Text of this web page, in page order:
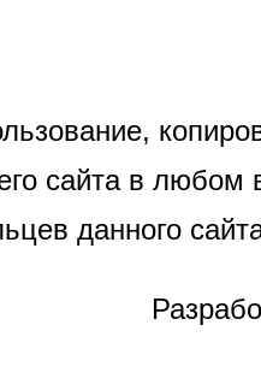
сайта в любом
данного